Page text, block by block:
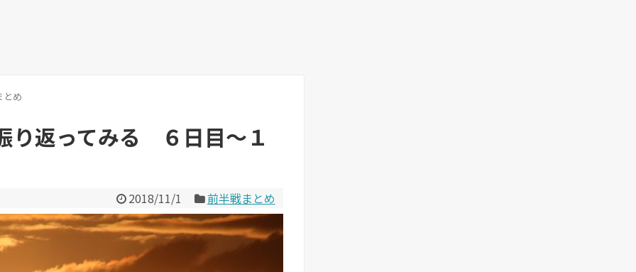
とめ
り返ってみる ６日目～１
2018/11/1 前半戦まとめ